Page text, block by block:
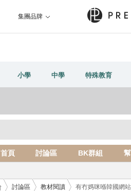
集團品牌
小學 中學 特殊教育
首頁 討論區 BK群組
討論區 教材閱讀 有冇媽咪喺韓國網